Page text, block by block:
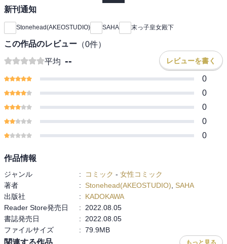
新刊通知
Stonehead(AKEOSTUDIO) SAHA 末っ子皇女殿下
この作品のレビュー （0件）
平均 -- レビューを書く
0
0
0
0
0
作品情報
ジャンル : コミック - 女性コミック
著者
: Stonehead(AKEOSTUDIO)
SAHA
出版社
:
KADOKAWA
Reader Store発売日
:
2022.08.05
書誌発売日
:
2022.08.05
ファイルサイズ
: 79.9MB
もっと見る